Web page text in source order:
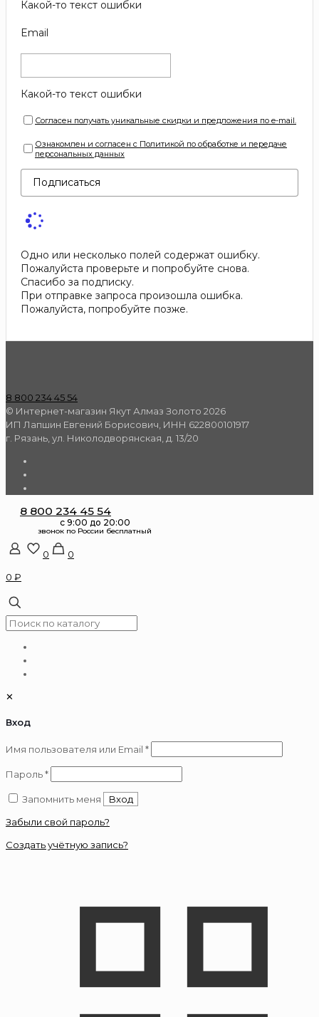
Какой-то текст ошибки
Email
Какой-то текст ошибки
Согласен получать уникальные скидки и предложения по e-mail.
Ознакомлен и согласен с Политикой по обработке и передаче
персональных данных
Подписаться
Одно или несколько полей содержат ошибку.
Пожалуйста проверьте и попробуйте снова.
Спасибо за подписку.
При отправке запроса произошла ошибка.
Пожалуйста, попробуйте позже.
8 800 234 45 54
© Интернет-магазин Якут Алмаз Золото 2026
ИП Лапшин Евгений Борисович, ИНН 622800101917
г. Рязань, ул. Николодворянская, д. 13/20
8 800 234 45 54
0
0
0 ₽
✕
Вход
Имя пользователя или Email *Обязательно
Пароль*Обязательно
Запомнить меня
Вход
Забыли свой пароль?
Создать учётную запись?